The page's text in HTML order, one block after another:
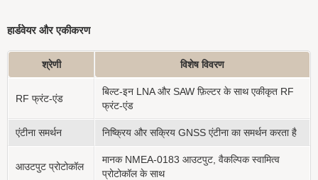
हार्डवेयर और एकीकरण
श्रेणी विशेष विवरण
RF फ्रंट-एंड
बिल्ट-इन LNA और SAW फ़िल्टर के साथ एकीकृत RF
फ्रंट-एंड
एंटीना समर्थन निष्क्रिय और सक्रिय GNSS एंटीना का समर्थन करता है
आउटपुट प्रोटोकॉल
मानक NMEA-0183 आउटपुट, वैकल्पिक स्वामित्व
प्रोटोकॉल के साथ